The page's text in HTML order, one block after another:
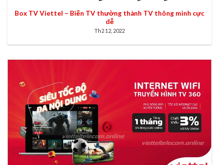
Box TV Viettel – Biến TV thường thành TV thông minh cực
dễ
Th2 12, 2022